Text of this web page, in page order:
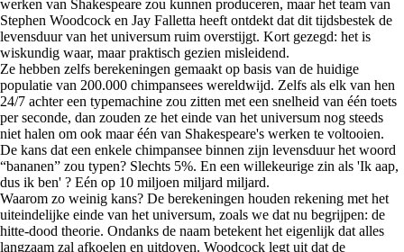
werken van Shakespeare zou kunnen produceren, maar het team van
Stephen Woodcock en Jay Falletta heeft ontdekt dat dit tijdsbestek de
levensduur van het universum ruim overstijgt. Kort gezegd: het is
wiskundig waar, maar praktisch gezien misleidend.
Ze hebben zelfs berekeningen gemaakt op basis van de huidige
populatie van 200.000 chimpansees wereldwijd. Zelfs als elk van hen
24/7 achter een typemachine zou zitten met een snelheid van één toets
per seconde, dan zouden ze het einde van het universum nog steeds
niet halen om ook maar één van Shakespeare's werken te voltooien.
De kans dat een enkele chimpansee binnen zijn levensduur het woord
“bananen” zou typen? Slechts 5%. En een willekeurige zin als 'Ik aap,
dus ik ben' ? Eén op 10 miljoen miljard miljard.
Waarom zo weinig kans? De berekeningen houden rekening met het
uiteindelijke einde van het universum, zoals we dat nu begrijpen: de
hitte-dood theorie. Ondanks de naam betekent het eigenlijk dat alles
langzaam zal afkoelen en uitdoven. Woodcock legt uit dat de